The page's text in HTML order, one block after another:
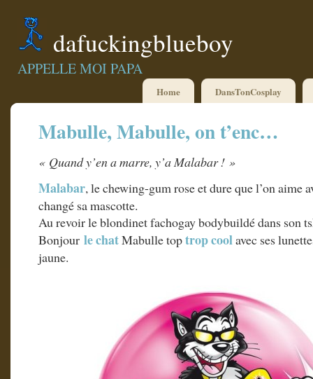
dafuckingblueboy
APPELLE MOI PAPA
Home DansTonCosplay
Mabulle, Mabulle, on t’enc…
« Quand y’en a marre, y’a Malabar ! »
Malabar, le chewing-gum rose et dure que l’on aime
changé sa mascotte.
Au revoir le blondinet fachogay bodybuildé dans son
Bonjour le chatMabulle toptrop coolavec ses
jaune.